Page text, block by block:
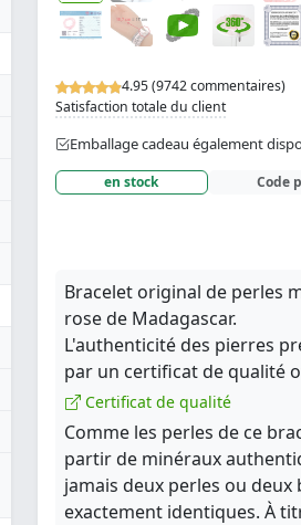
4.95 (9742 commentaires)
Satisfaction totale du client
Emballage cadeau également
en stock Code
Bracelet original de perles
rose de Madagascar.
L'authenticité des pierres
par un certificat de qualité
Certificat de qualité
Comme les perles de ce
partir de minéraux
jamais deux perles ou deux
exactement identiques. À